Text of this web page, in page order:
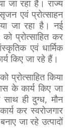
जा रहा है। राज्य
एवं प्रोत्साहन
जा रहा है। नई
प्रोत्साहित कर
एवं धार्मिक
किए जा रहे हैं।
प्रोत्साहित किया
के कार्य किए जा
ही दुग्ध, मौन
कर स्वरोजगार
जा रहे उत्पादों